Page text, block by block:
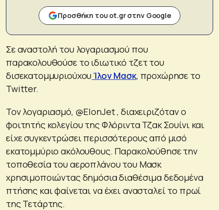
Προσθήκη του ot.gr στην Google
Σε αναστολή του λογαριασμού που
παρακολουθούσε το ιδιωτικό τζετ του
δισεκατομμυριούχουΊλον Μασκ, προχώρησε το
Twitter.
Τον λογαριασμό, @ElonJet , διαχειριζόταν ο
φοιτητής κολεγίου της Φλόριντα Τζακ Σουίνι και
είχε συγκεντρώσει περισσότερους από μισό
εκατομμύριο ακόλουθους. Παρακολούθησε την
τοποθεσία του αεροπλάνου του Μασκ
χρησιμοποιώντας δημόσια διαθέσιμα δεδομένα
πτήσης και φαίνεται να έχει ανασταλεί το πρωί
της Τετάρτης.